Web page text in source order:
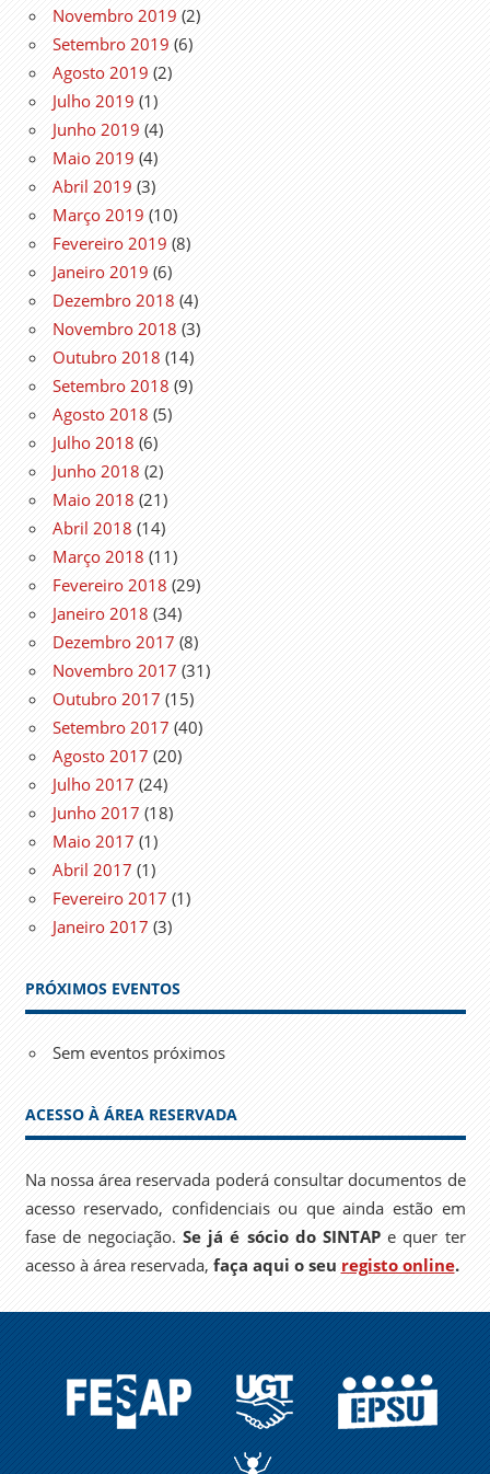
Novembro 2019 (2)
Setembro 2019 (6)
Agosto 2019 (2)
Julho 2019 (1)
Junho 2019 (4)
Maio 2019 (4)
Abril 2019 (3)
Março 2019 (10)
Fevereiro 2019 (8)
Janeiro 2019 (6)
Dezembro 2018 (4)
Novembro 2018 (3)
Outubro 2018 (14)
Setembro 2018 (9)
Agosto 2018 (5)
Julho 2018 (6)
Junho 2018 (2)
Maio 2018 (21)
Abril 2018 (14)
Março 2018 (11)
Fevereiro 2018 (29)
Janeiro 2018 (34)
Dezembro 2017 (8)
Novembro 2017 (31)
Outubro 2017 (15)
Setembro 2017 (40)
Agosto 2017 (20)
Julho 2017 (24)
Junho 2017 (18)
Maio 2017 (1)
Abril 2017 (1)
Fevereiro 2017 (1)
Janeiro 2017 (3)
PRÓXIMOS EVENTOS
Sem eventos próximos
ACESSO À ÁREA RESERVADA
Na nossa área reservada poderá consultar documentos de
acesso reservado, confidenciais ou que ainda estão em
fase de negociação.Se já é sócio do SINTAPe quer ter
acesso à área reservada, faça aqui o seu registo online.
FESAP UGT EPSU
A